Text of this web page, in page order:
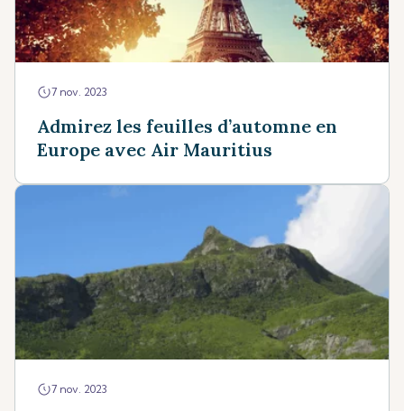
7 nov. 2023
Admirez les feuilles d’automne en
Europe avec Air Mauritius
7 nov. 2023